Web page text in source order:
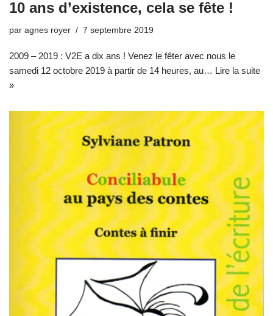
10 ans d’existence, cela se fête !
par agnes royer 7 septembre 2019
2009 – 2019 : V2E a dix ans ! Venez le fêter avec nous le
samedi 12 octobre 2019 à partir de 14 heures, au… Lire la suite
»